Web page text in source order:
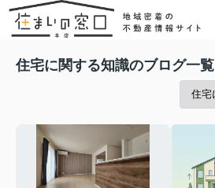
住宅に関する知識のブログ一覧